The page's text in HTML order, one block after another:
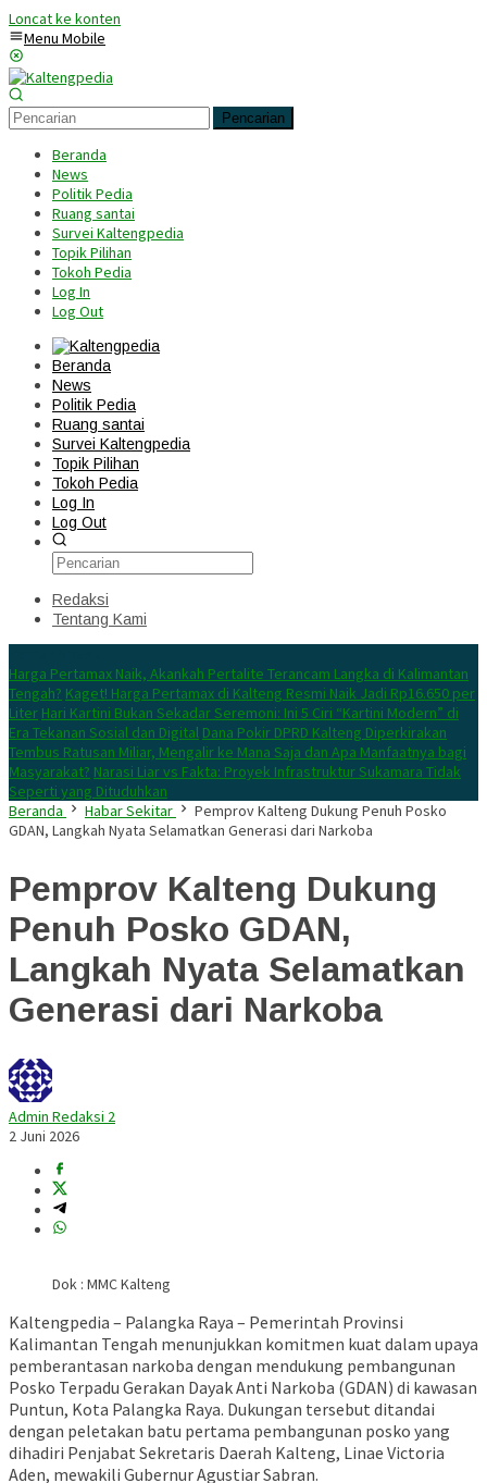
Loncat ke konten
Menu Mobile
Pencarian
Beranda
News
Politik Pedia
Ruang santai
Survei Kaltengpedia
Topik Pilihan
Tokoh Pedia
Log In
Log Out
Beranda
News
Politik Pedia
Ruang santai
Survei Kaltengpedia
Topik Pilihan
Tokoh Pedia
Log In
Log Out
Redaksi
Tentang Kami
Harga Pertamax Naik, Akankah Pertalite Terancam Langka di Kalimantan
Tengah? Kaget! Harga Pertamax di Kalteng Resmi Naik Jadi Rp16.650 per
Liter Hari Kartini Bukan Sekadar Seremoni: Ini 5 Ciri “Kartini Modern” di
Era Tekanan Sosial dan Digital Dana Pokir DPRD Kalteng Diperkirakan
Tembus Ratusan Miliar, Mengalir ke Mana Saja dan Apa Manfaatnya bagi
Masyarakat? Narasi Liar vs Fakta: Proyek Infrastruktur Sukamara Tidak
Seperti yang Dituduhkan
Beranda
Habar Sekitar
Pemprov Kalteng Dukung Penuh Posko
GDAN, Langkah Nyata Selamatkan Generasi dari Narkoba
Pemprov Kalteng Dukung
Penuh Posko GDAN,
Langkah Nyata Selamatkan
Generasi dari Narkoba
Admin Redaksi 2
2 Juni 2026
Dok : MMC Kalteng
Kaltengpedia – Palangka Raya – Pemerintah Provinsi
Kalimantan Tengah menunjukkan komitmen kuat dalam upaya
pemberantasan narkoba dengan mendukung pembangunan
Posko Terpadu Gerakan Dayak Anti Narkoba (GDAN) di kawasan
Puntun, Kota Palangka Raya. Dukungan tersebut ditandai
dengan peletakan batu pertama pembangunan posko yang
dihadiri Penjabat Sekretaris Daerah Kalteng, Linae Victoria
Aden, mewakili Gubernur Agustiar Sabran.